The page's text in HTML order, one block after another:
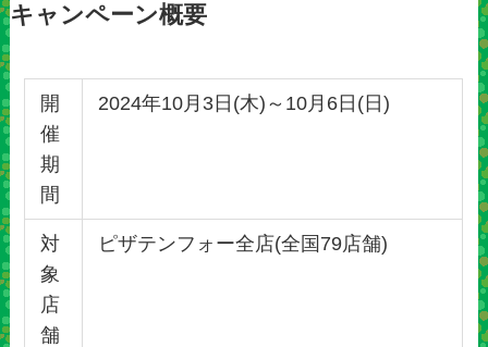
キャンペーン概要
開
催
期
間
2024年10月3日(木)～10月6日(日)
対
象
店
舗
ピザテンフォー全店(全国79店舗)